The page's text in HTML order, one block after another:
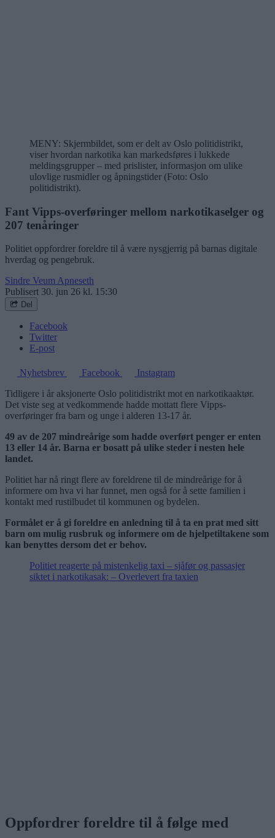
MENY: Skjermbildet, som er delt av Oslo politidistrikt,
viser hvordan narkotika kan markedsføres i lukkede
meldingsgrupper – med prislister, informasjon om ulike
ulovlige rusmidler og åpningstider (Foto: Oslo
politidistrikt).
Fant Vipps-overføringer mellom narkotikaselger og
207 tenåringer
Politiet oppfordrer foreldre til å være nysgjerrig på barnas digitale
hverdag og pengebruk.
Sindre Veum Apneseth
Publisert 30. jun 26 kl. 15:30
Del
Facebook
Twitter
E-post
Nyhetsbrev Facebook
Instagram
Tidligere i år aksjonerte Oslo politidistrikt mot en narkotikaaktør.
Det viste seg at vedkommende hadde mottatt flere Vipps-
overføringer fra barn og unge i alderen 13-17 år.
49 av de 207 mindreårige som hadde overført penger er enten
13 eller 14 år. Barna er bosatt på ulike steder i nesten hele
landet.
Politiet har nå ringt flere av foreldrene til de mindreårige for å
informere om hva vi har funnet, men også for å sette familien i
kontakt med rustilbudet til kommunen og bydelen.
Formålet er å gi foreldre en anledning til å ta en prat med sitt
barn om mulig rusbruk og informere om de hjelpetiltakene som
kan benyttes dersom det er behov.
Politiet reagerte på mistenkelig taxi – sjåfør og passasjer
siktet i narkotikasak: – Overlevert fra taxien
Oppfordrer foreldre til å følge med